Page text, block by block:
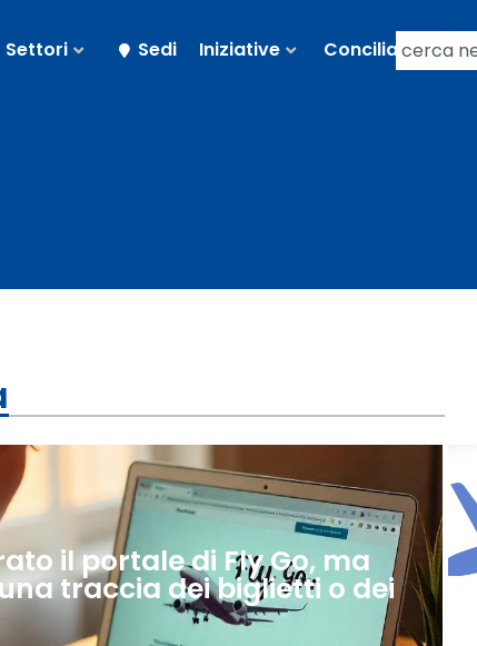
Settori Sedi Iniziative Conciliazioni
il portale di Fly Go, ma
traccia dei biglietti o dei